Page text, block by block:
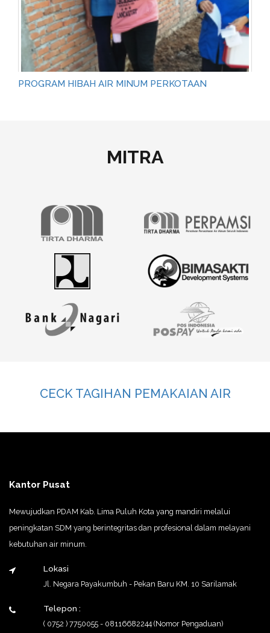
PROGRAM HIBAH AIR MINUM PERKOTAAN
MITRA
CECK TAGIHAN PEMAKAIAN AIR
Kantor Pusat
Mewujudkan PDAM Kab. Lima Puluh Kota yang mandiri melalui
peningkatan SDM yang berintegritas dan profesional dalam melayani
kebutuhan air minum.
Lokasi
Jl. Negara Payakumbuh - Pekan Baru KM. 10 Sarilamak
Telepon :
( 0752 ) 7750055 - 08116682244 (Nomor Pengaduan)